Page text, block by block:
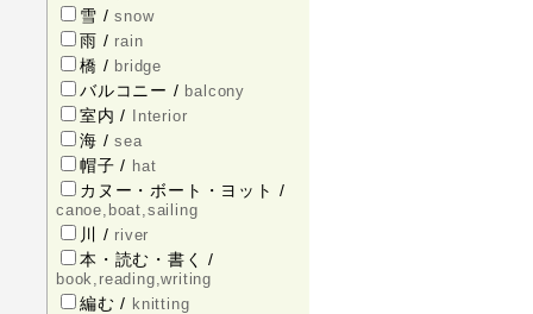
雪 /snow
雨 / rain
橋 / bridge
バルコニー / balcony
室内 / Interior
海 /sea
帽子 / hat
カヌー・ボート・ヨット /
canoe,boat,sailing
川 / river
本・読む・書く /
book,reading,writing
編む / knitting